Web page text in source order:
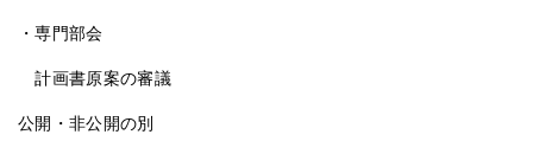
・専門部会
計画書原案の審議
公開・非公開の別